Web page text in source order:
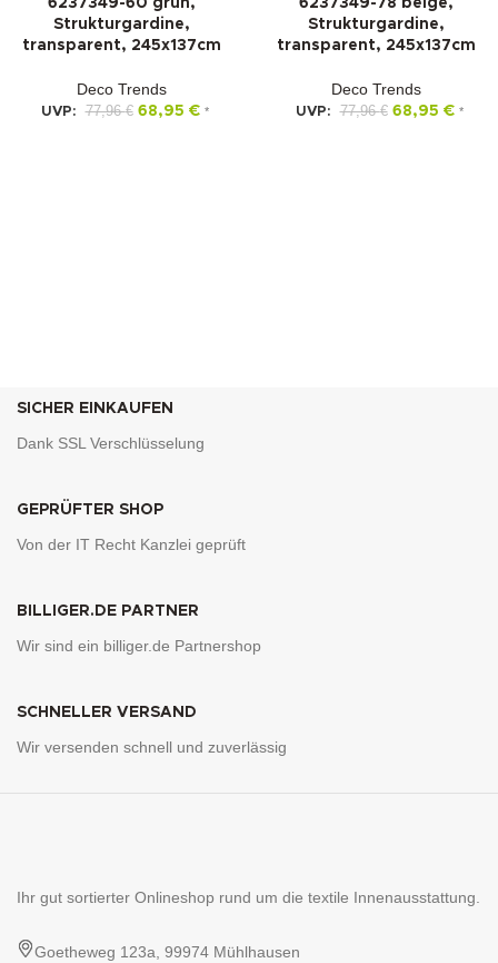
6237349-60 grün,
Strukturgardine,
transparent, 245x137cm
Deco Trends
UVP: 77,96€ 68,95 € *
6237349-78 beige,
Strukturgardine,
transparent, 245x137cm
Deco Trends
UVP: 77,96€ 68,95 € *
SICHER EINKAUFEN
Dank SSL Verschlüsselung
GEPRÜFTER SHOP
Von der IT Recht Kanzlei geprüft
BILLIGER.DE PARTNER
Wir sind ein billiger.de Partnershop
SCHNELLER VERSAND
Wir versenden schnell und zuverlässig
Ihr gut sortierter Onlineshop rund um die textile Innenausstattung.
Goetheweg 123a, 99974 Mühlhausen